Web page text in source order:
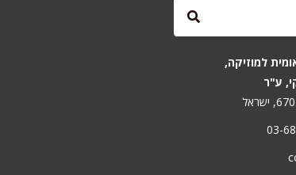
למוזיקה,
ע"ר
03-